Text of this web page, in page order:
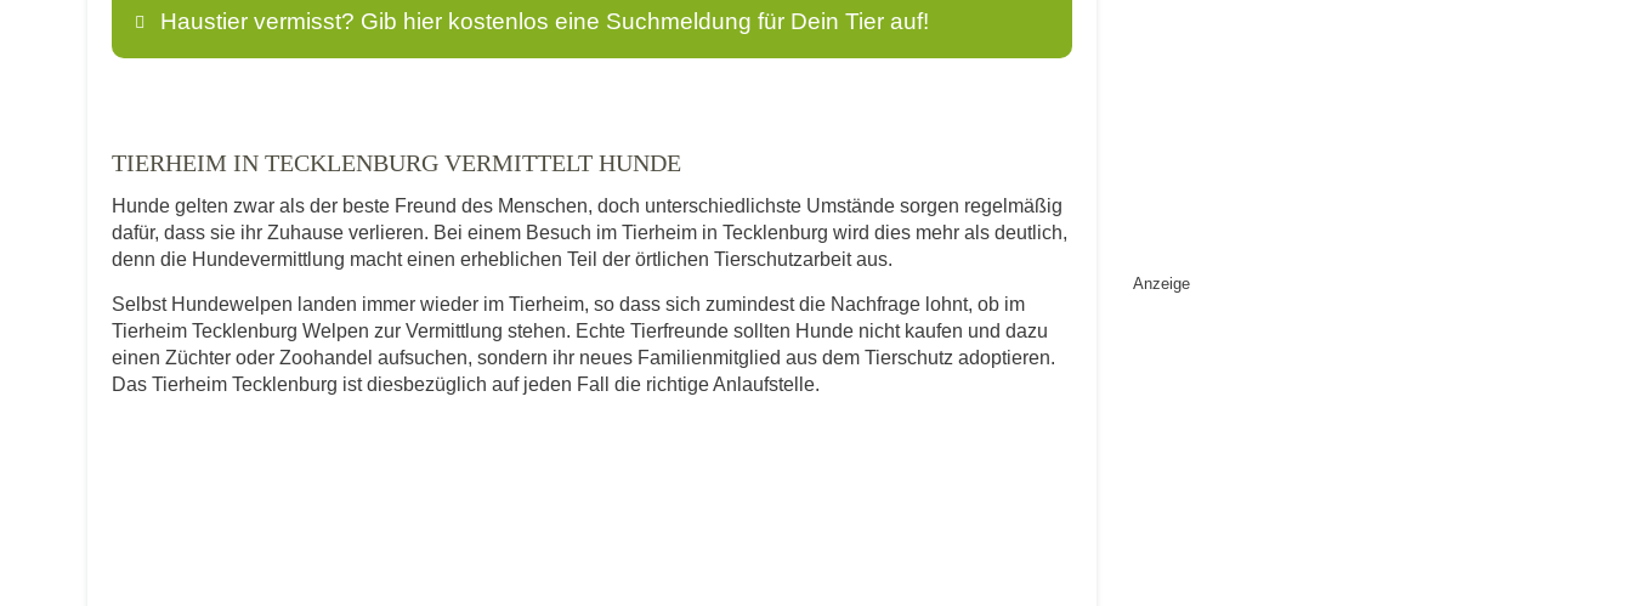
Haustier vermisst? Gib hier kostenlos eine Suchmeldung für Dein Tier auf!
E-Mail*
TIERHEIM IN TECKLENBURG VERMITTELT HUNDE
Hunde gelten zwar als der beste Freund des Menschen, doch unterschiedlichste Umstände sorgen regelmäßig
dafür, dass sie ihr Zuhause verlieren. Bei einem Besuch im Tierheim in Tecklenburg wird dies mehr als deutlich,
denn die Hundevermittlung macht einen erheblichen Teil der örtlichen Tierschutzarbeit aus.
Selbst Hundewelpen landen immer wieder im Tierheim, so dass sich zumindest die Nachfrage lohnt, ob im
Tierheim Tecklenburg Welpen zur Vermittlung stehen. Echte Tierfreunde sollten Hunde nicht kaufen und dazu
einen Züchter oder Zoohandel aufsuchen, sondern ihr neues Familienmitglied aus dem Tierschutz adoptieren.
Das Tierheim Tecklenburg ist diesbezüglich auf jeden Fall die richtige Anlaufstelle.
Anzeige